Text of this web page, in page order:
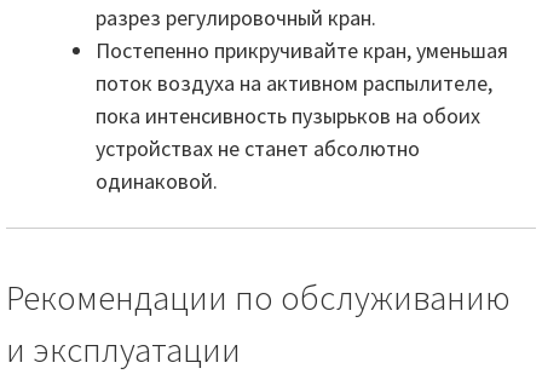
разрез регулировочный кран.
Постепенно прикручивайте кран, уменьшая
поток воздуха на активном распылителе,
пока интенсивность пузырьков на обоих
устройствах не станет абсолютно
одинаковой.
Рекомендации по обслуживанию
и эксплуатации